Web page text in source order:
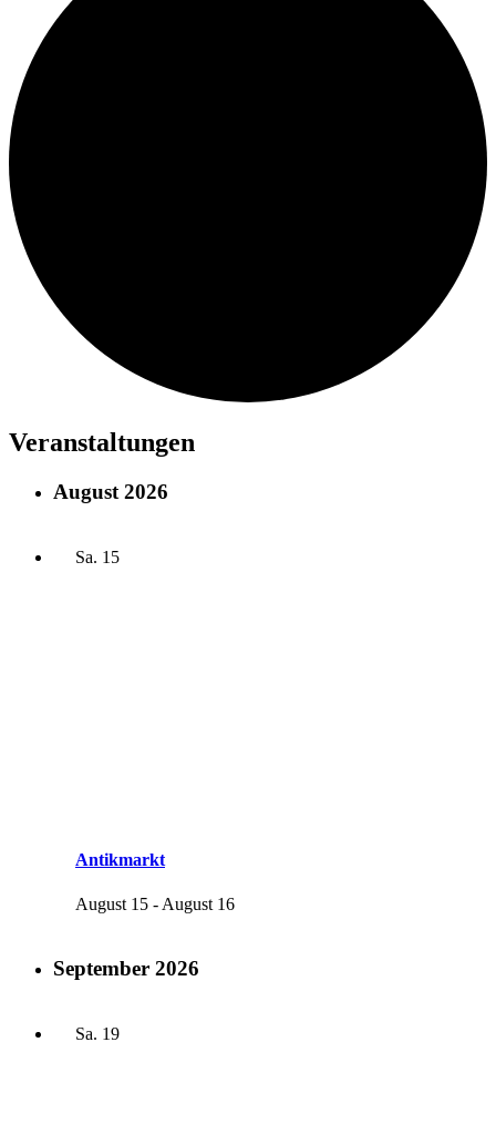
Veranstaltungen
August 2026
Sa. 15
Antikmarkt
August 15 - August 16
September 2026
Sa. 19